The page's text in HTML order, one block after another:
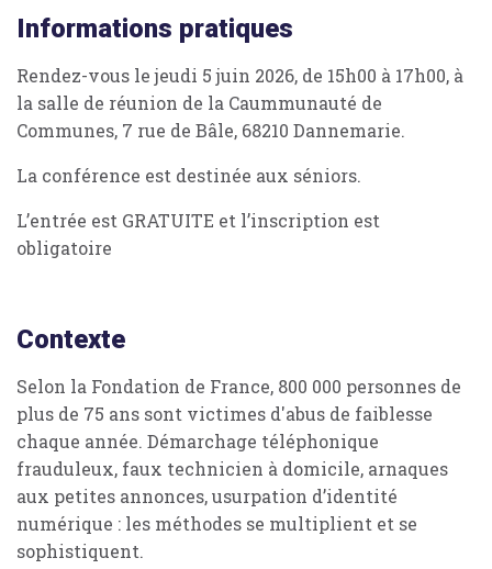
Informations pratiques
Rendez-vous le jeudi 5 juin 2026, de 15h00 à 17h00, à
la salle de réunion de la Caummunauté de
Communes, 7 rue de Bâle, 68210 Dannemarie.
La conférence est destinée aux séniors.
L’entrée est GRATUITE et l’inscription est
obligatoire
Contexte
Selon la Fondation de France, 800 000 personnes de
plus de 75 ans sont victimes d'abus de faiblesse
chaque année. Démarchage téléphonique
frauduleux, faux technicien à domicile, arnaques
aux petites annonces, usurpation d’identité
numérique : les méthodes se multiplient et se
sophistiquent.